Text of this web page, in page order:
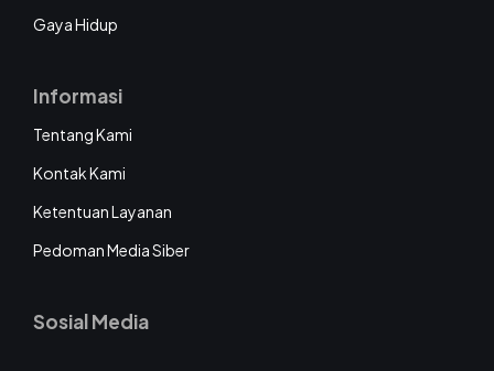
Gaya Hidup
Informasi
Tentang Kami
Kontak Kami
Ketentuan Layanan
Pedoman Media Siber
Sosial Media